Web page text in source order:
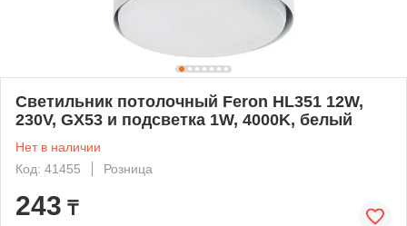
Светильник потолочный Feron HL351 12W,
230V, GX53 и подсветка 1W, 4000K, белый
Нет в наличии
Код: 41455
Розница
243 ₸